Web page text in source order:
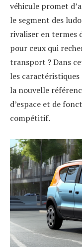
véhicule promet
le segment des
rivaliser en termes
pour ceux qui
transport ? Dans
les
la nouvelle
d’espace et de
compétitif.